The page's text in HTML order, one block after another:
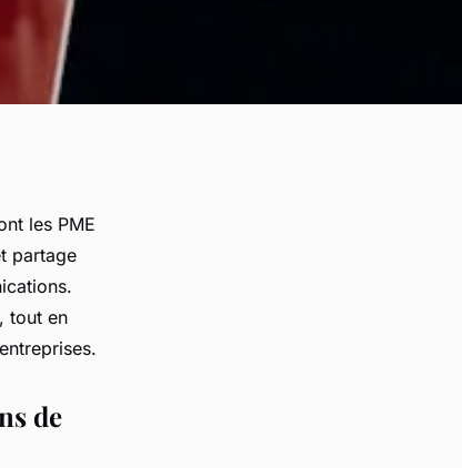
les PME
partage
tout en
de